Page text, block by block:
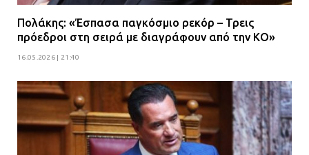
Πολάκης: «Έσπασα παγκόσμιο ρεκόρ – Τρεις
πρόεδροι στη σειρά με διαγράφουν από την ΚΟ»
16.05.2026 | 21:40